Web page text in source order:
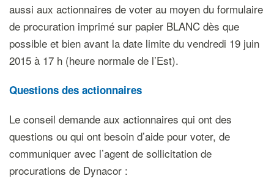
aussi aux actionnaires de voter au moyen du formulaire
de procuration imprimé sur papier BLANC dès que
possible et bien avant la date limite du vendredi 19 juin
2015 à 17 h (heure normale de l’Est).
Questions des actionnaires
Le conseil demande aux actionnaires qui ont des
questions ou qui ont besoin d’aide pour voter, de
communiquer avec l’agent de sollicitation de
procurations de Dynacor :